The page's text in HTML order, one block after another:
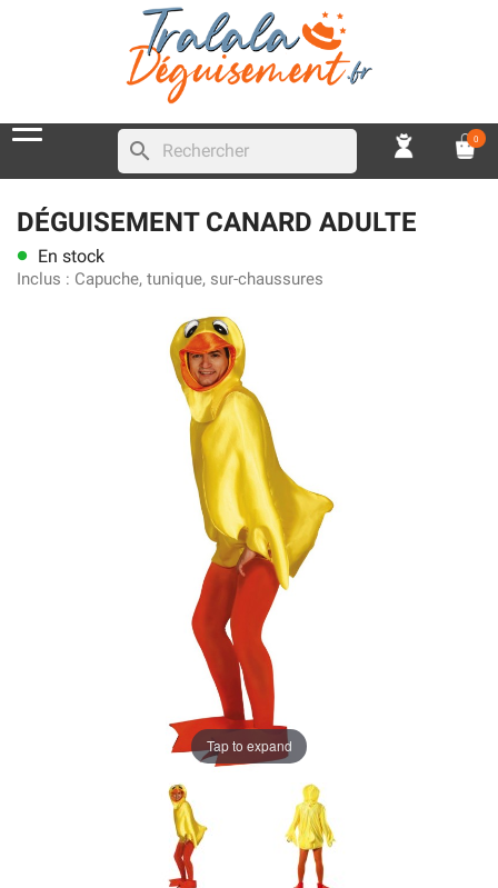
search 0
DÉGUISEMENT CANARD ADULTE
lens En stock
Inclus : Capuche, tunique, sur-chaussures
Tap to expand